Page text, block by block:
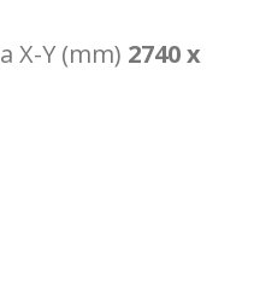
X-Y (mm) 2740 x